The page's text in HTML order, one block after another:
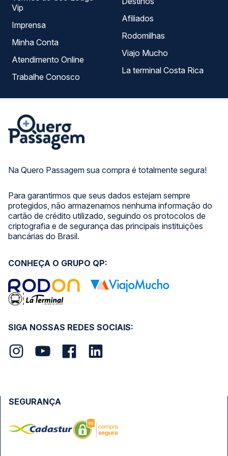
Na Quero Passagem sua compra é totalmente segura!
Para garantirmos que seus dados estejam sempre
protegidos, não armazenamos nenhuma informação do
cartão de crédito utilizado, seguindo os protocolos de
criptografia e de segurança das principais instituições
bancárias do Brasil.
Vip
Imprensa
Minha Conta
Atendimento Online
Trabalhe Conosco
Afiliados
Rodomilhas
Viajo Mucho
La terminal Costa Rica
SIGA NOSSAS REDES SOCIAIS:
CONHEÇA O GRUPO QP:
SEGURANÇA